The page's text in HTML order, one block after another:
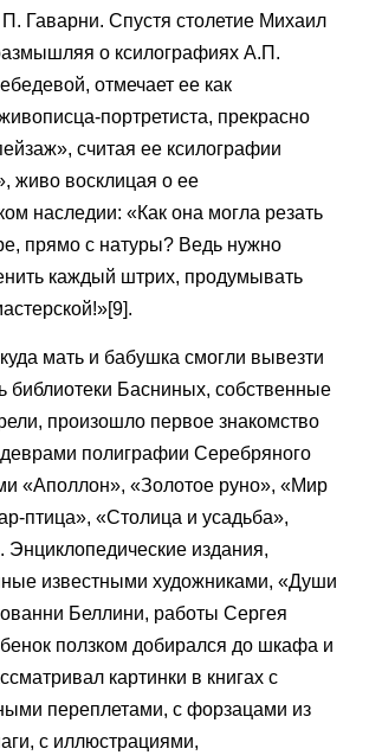
Гаварни. Спустя столетие Михаил
о ксилографиях А.П.
отмечает ее как
портретиста, прекрасно
считая ее ксилографии
живо восклицая о ее
наследии: «Как она могла резать
прямо с натуры? Ведь нужно
каждый штрих, продумывать
мать и бабушка смогли вывезти
библиотеки Басниных, собственные
произошло первое знакомство
полиграфии Серебряного
«Аполлон», «Золотое руно», «Мир
птица», «Столица и усадьба»,
издания,
известными художниками, «Души
Беллини, работы Сергея
ползком добирался до шкафа и
картинки в книгах с
переплетами, с форзацами из
с иллюстрациями,